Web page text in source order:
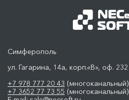
Симферополь
ул. Гагарина, 14а, корп.«В», оф. 232
+7 978 777 20 43 (многоканальный)
+7 3652 77 73 55 (многоканальный)